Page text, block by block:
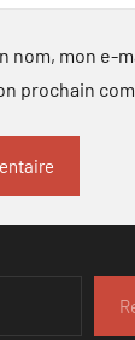
nom, mon e-
prochain